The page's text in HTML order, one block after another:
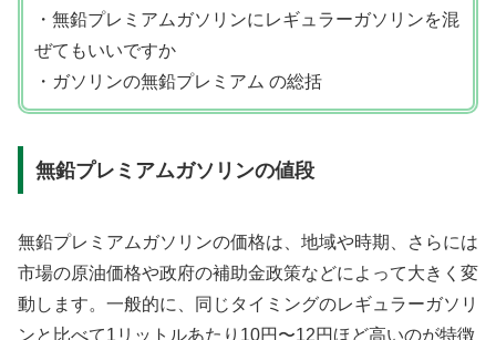
・無鉛プレミアムガソリンにレギュラーガソリンを混
ぜてもいいですか
・ガソリンの無鉛プレミアム の総括
無鉛プレミアムガソリンの値段
無鉛プレミアムガソリンの価格は、地域や時期、さらには
市場の原油価格や政府の補助金政策などによって大きく変
動します。一般的に、同じタイミングのレギュラーガソリ
ンと比べて1リットルあたり10円〜12円ほど高いのが特徴